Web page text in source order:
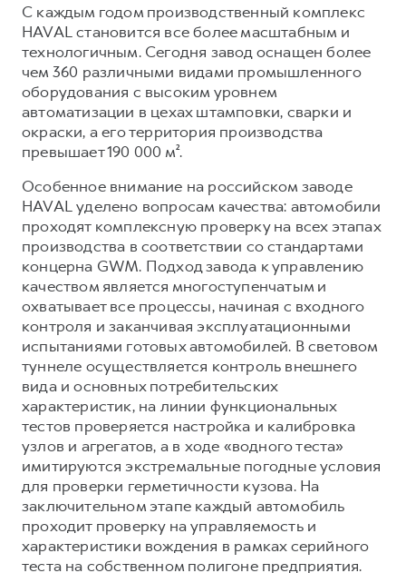
С каждым годом производственный комплекс
HAVAL становится все более масштабным и
технологичным. Сегодня завод оснащен более
чем 360 различными видами промышленного
оборудования с высоким уровнем
автоматизации в цехах штамповки, сварки и
окраски, а его территория производства
превышает 190 000 м².
Особенное внимание на российском заводе
HAVAL уделено вопросам качества: автомобили
проходят комплексную проверку на всех этапах
производства в соответствии со стандартами
концерна GWM. Подход завода к управлению
качеством является многоступенчатым и
охватывает все процессы, начиная с входного
контроля и заканчивая эксплуатационными
испытаниями готовых автомобилей. В световом
туннеле осуществляется контроль внешнего
вида и основных потребительских
характеристик, на линии функциональных
тестов проверяется настройка и калибровка
узлов и агрегатов, а в ходе «водного теста»
имитируются экстремальные погодные условия
для проверки герметичности кузова. На
заключительном этапе каждый автомобиль
проходит проверку на управляемость и
характеристики вождения в рамках серийного
теста на собственном полигоне предприятия.